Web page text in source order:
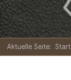
Aktuelle Seite: Start